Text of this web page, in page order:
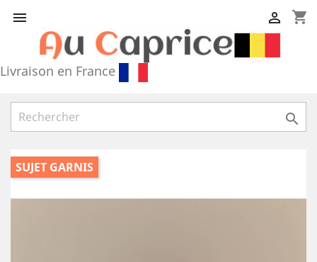
 shopping_cart

Livraison en France

SUJET GARNIS